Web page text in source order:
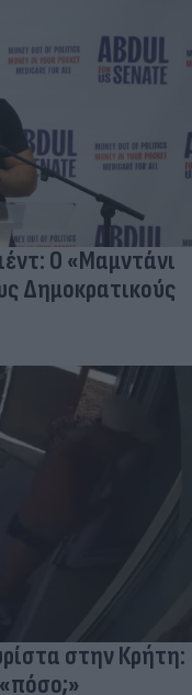
Ο «Μαμντάνι
Δημοκρατικούς
στην Κρήτη: